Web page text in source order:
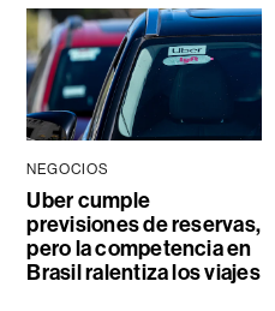
NEGOCIOS
Uber cumple
previsiones de reservas,
pero la competencia en
Brasil ralentiza los viajes